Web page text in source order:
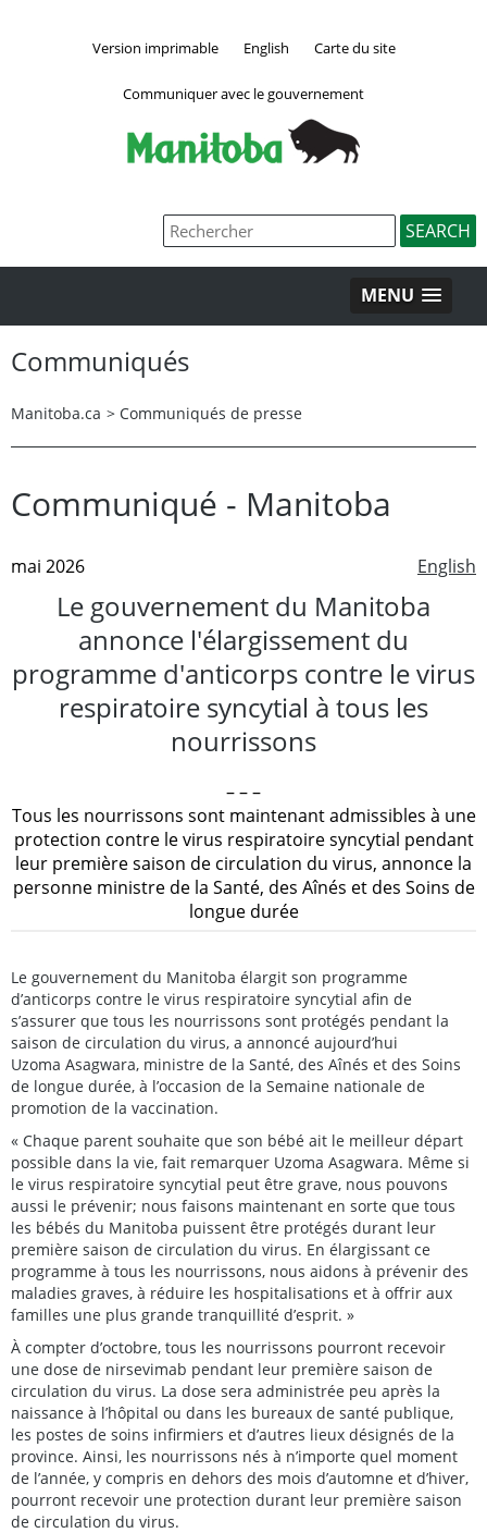
Version imprimable English Carte du site
Communiquer avec le gouvernement
MENU
Communiqués
Manitoba.ca > Communiqués de presse
Communiqué - Manitoba
English
mai 2026
Le gouvernement du Manitoba
annonce l'élargissement du
programme d'anticorps contre le virus
respiratoire syncytial à tous les
nourrissons
– – –
Tous les nourrissons sont maintenant admissibles à une
protection contre le virus respiratoire syncytial pendant
leur première saison de circulation du virus, annonce la
personne ministre de la Santé, des Aînés et des Soins de
longue durée
Le gouvernement du Manitoba élargit son programme
d’anticorps contre le virus respiratoire syncytial afin de
s’assurer que tous les nourrissons sont protégés pendant la
saison de circulation du virus, a annoncé aujourd’hui
Uzoma Asagwara, ministre de la Santé, des Aînés et des Soins
de longue durée, à l’occasion de la Semaine nationale de
promotion de la vaccination.
« Chaque parent souhaite que son bébé ait le meilleur départ
possible dans la vie, fait remarquer Uzoma Asagwara. Même si
le virus respiratoire syncytial peut être grave, nous pouvons
aussi le prévenir; nous faisons maintenant en sorte que tous
les bébés du Manitoba puissent être protégés durant leur
première saison de circulation du virus. En élargissant ce
programme à tous les nourrissons, nous aidons à prévenir des
maladies graves, à réduire les hospitalisations et à offrir aux
familles une plus grande tranquillité d’esprit. »
À compter d’octobre, tous les nourrissons pourront recevoir
une dose de nirsevimab pendant leur première saison de
circulation du virus. La dose sera administrée peu après la
naissance à l’hôpital ou dans les bureaux de santé publique,
les postes de soins infirmiers et d’autres lieux désignés de la
province. Ainsi, les nourrissons nés à n’importe quel moment
de l’année, y compris en dehors des mois d’automne et d’hiver,
pourront recevoir une protection durant leur première saison
de circulation du virus.